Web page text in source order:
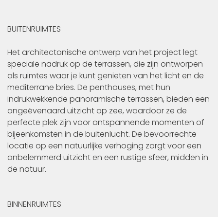
BUITENRUIMTES
Het architectonische ontwerp van het project legt
speciale nadruk op de terrassen, die zijn ontworpen
als ruimtes waar je kunt genieten van het licht en de
mediterrane bries. De penthouses, met hun
indrukwekkende panoramische terrassen, bieden een
ongeëvenaard uitzicht op zee, waardoor ze de
perfecte plek zijn voor ontspannende momenten of
bijeenkomsten in de buitenlucht. De bevoorrechte
locatie op een natuurlijke verhoging zorgt voor een
onbelemmerd uitzicht en een rustige sfeer, midden in
de natuur.
BINNENRUIMTES